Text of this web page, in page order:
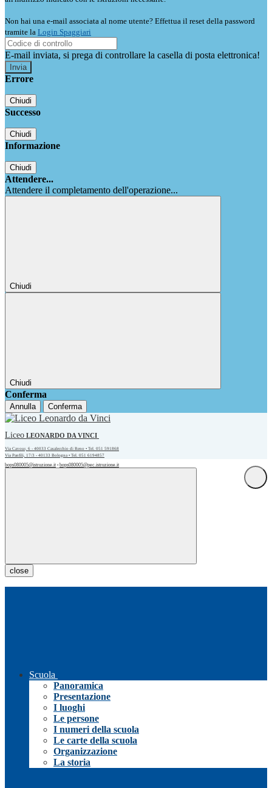
Non hai una e-mail associata al nome utente? Effettua il reset della password
tramite la Login Spaggiari
E-mail inviata, si prega di controllare la casella di posta elettronica!
Errore
Chiudi
Successo
Chiudi
Informazione
Chiudi
Attendere...
Attendere il completamento dell'operazione...
Chiudi
Chiudi
Conferma
Annulla Conferma
Liceo LEONARDO DA VINCI
Via Cavour, 6 - 40033 Casalecchio di Reno • Tel. 051 591868
Via Panfili, 17/3 - 40133 Bologna • Tel. 051 6194857
bops080005@istruzione.it • bops080005@pec.istruzione.it
close
Scuola
Panoramica
Presentazione
I luoghi
Le persone
I numeri della scuola
Le carte della scuola
Organizzazione
La storia